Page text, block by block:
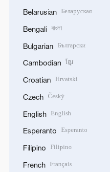
Belarusian Беларуская
Bengali বাংলা
Bulgarian Български
Cambodian ខ្មែរ
Croatian Hrvatski
Czech Český
English English
Esperanto Esperanto
Filipino Filipino
French Français